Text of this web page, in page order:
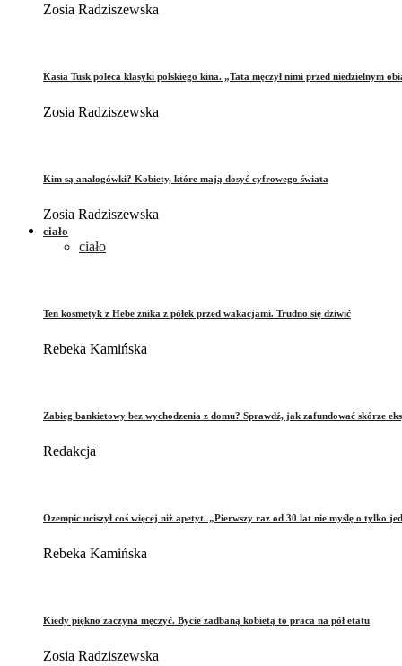
Zosia Radziszewska
Kasia Tusk poleca klasyki polskiego kina. „Tata męczył nimi przed niedzielnym
Zosia Radziszewska
Kim są analogówki? Kobiety, które mają dosyć cyfrowego świata
Zosia Radziszewska
ciało
ciało
Ten kosmetyk z Hebe znika z półek przed wakacjami. Trudno się dziwić
Rebeka Kamińska
Zabieg bankietowy bez wychodzenia z domu? Sprawdź, jak zafundować skórze
Redakcja
Ozempic uciszył coś więcej niż apetyt. „Pierwszy raz od 30 lat nie myślę o tylko
Rebeka Kamińska
Kiedy piękno zaczyna męczyć. Bycie zadbaną kobietą to praca na pół etatu
Zosia Radziszewska